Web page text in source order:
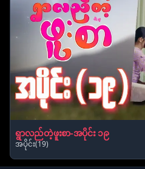
ရွာလည်တဲ့ဖူးစာ-အပိုင်း ၁၉
အပိုင်း(19)